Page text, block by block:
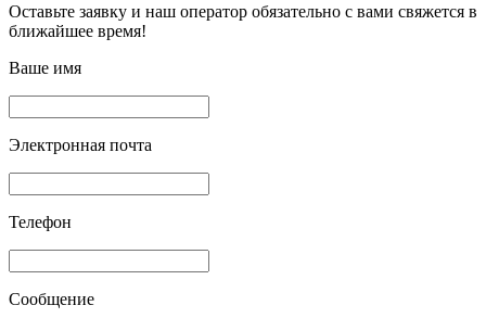
Оставьте заявку и наш оператор обязательно с вами свяжется в
ближайшее время!
Ваше имя
Электронная почта
Телефон
Сообщение